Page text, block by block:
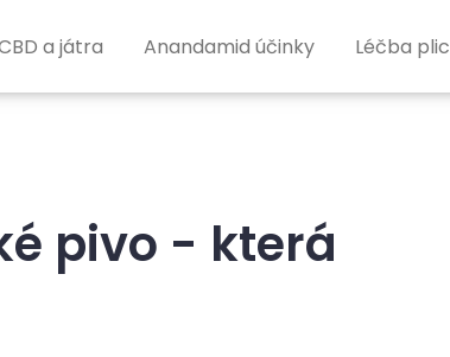
a játra Anandamid účinky Léčba plic
pivo - která